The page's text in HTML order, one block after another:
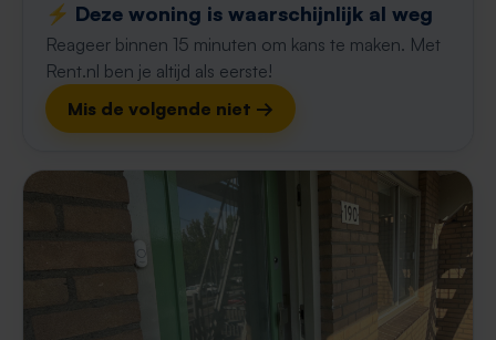
⚡️ Deze woning is waarschijnlijk al weg
Reageer binnen 15 minuten om kans te maken. Met
Rent.nl ben je altijd als eerste!
Mis de volgende niet →